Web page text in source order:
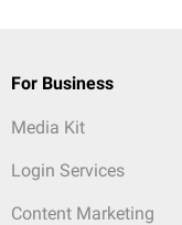
For Business
Media Kit
Login Services
Content Marketing